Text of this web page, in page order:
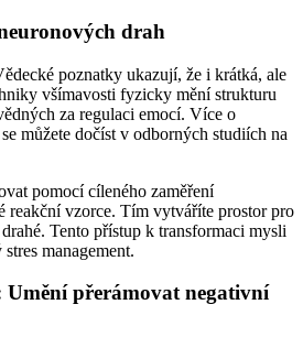
drah
poznatky ukazují, že i krátká, ale
všímavosti fyzicky mění strukturu
za regulaci emocí. Více o
můžete dočíst v odborných studiích na
pomocí cíleného zaměření
reakční vzorce. Tím vytváříte prostor pro
Tento přístup k transformaci mysli
management.
přerámovat negativní